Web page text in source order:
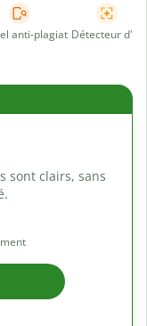
anti-plagiat Détecteur d'IA
sont clairs, sans